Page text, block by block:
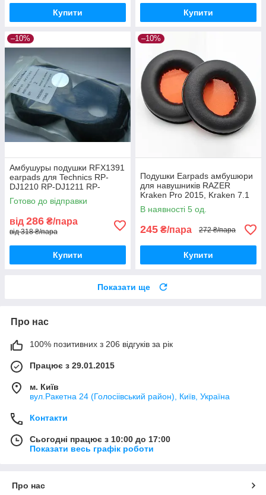
Купити Купити
–10%
Амбушуры подушки RFX1391
earpads для Technics RP-
DJ1210 RP-DJ1211 RP-
DJ1200 EAH-DJ1200
Готово до відправки
від 286 ₴/пара
від 318 ₴/пара
Купити
–10%
Подушки Earpads амбушюри
для навушників RAZER
Kraken Pro 2015, Kraken 7.1
Chroma, USB, Essential
В наявності 5 од.
245 ₴/пара 272 ₴/пара
Купити
Показати ще
Про нас
100% позитивних з 206 відгуків за рік
Працює з 29.01.2015
м. Київ
вул.Ракетна 24 (Голосіівський район), Київ, Україна
Контакти
Сьогодні працює з 10:00 до 17:00
Показати весь графік роботи
Про нас